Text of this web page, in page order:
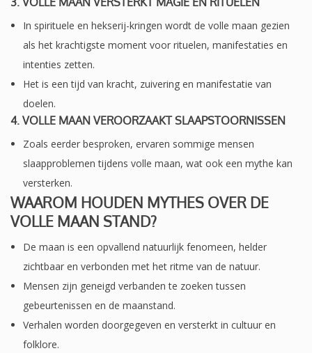
In spirituele en hekserij-kringen wordt de volle maan gezien
als het krachtigste moment voor rituelen, manifestaties en
intenties zetten.
Het is een tijd van kracht, zuivering en manifestatie van
doelen.
4. VOLLE MAAN VEROORZAAKT SLAAPSTOORNISSEN
Zoals eerder besproken, ervaren sommige mensen
slaapproblemen tijdens volle maan, wat ook een mythe kan
versterken.
WAAROM HOUDEN MYTHES OVER DE
VOLLE MAAN STAND?
De maan is een opvallend natuurlijk fenomeen, helder
zichtbaar en verbonden met het ritme van de natuur.
Mensen zijn geneigd verbanden te zoeken tussen
gebeurtenissen en de maanstand.
Verhalen worden doorgegeven en versterkt in cultuur en
folklore.